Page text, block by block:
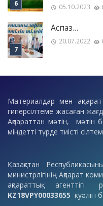
05.10.2023
Аспаз…
20.07.2022
Материалдар мен
гиперсілтеме жасаған
Ақпараттан мәтін, мәтін
міндетті түрде тиісті
Қазақстан
министрлігінің Ақпарат
ақпараттық агенттігі
KZ18VPY00033655 куәлігі